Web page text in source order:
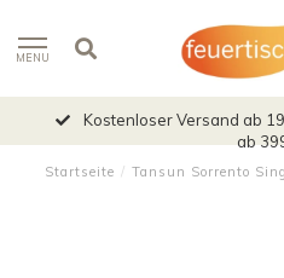
MENU
Kostenloser Versand ab
ab
Startseite / Tansun Sorrento